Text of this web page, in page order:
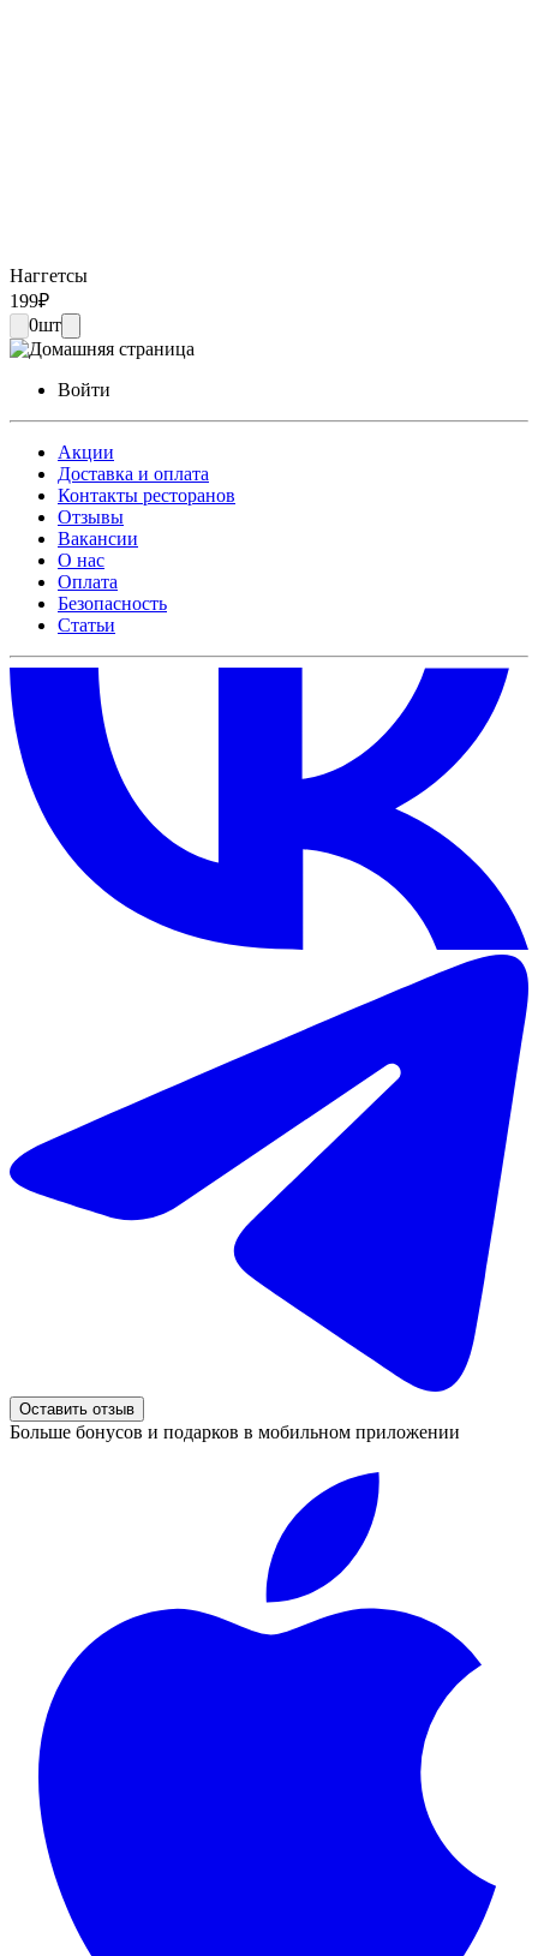
Наггетсы
199₽
0шт
Войти
Акции
Доставка и оплата
Контакты ресторанов
Отзывы
Вакансии
О нас
Оплата
Безопасность
Статьи
Оставить отзыв
Больше бонусов и подарков в мобильном приложении